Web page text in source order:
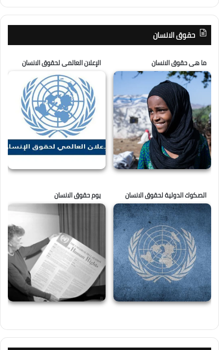
حقوق الانسان
ما هى حقوق الانسان الإعلان العالمى لحقوق الانسان
الصكوك الدولية لحقوق الانسان يوم حقوق الانسان